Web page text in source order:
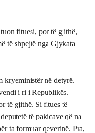
fituesi, por të gjithë,
të shpejtë nga Gjykata
kryeministër në detyrë.
i ri i Republikës.
të gjithë. Si fitues të
të pakicave që na
ta formuar qeverinë. Pra,